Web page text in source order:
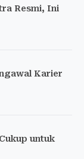
Resmi, Ini
Karier
untuk